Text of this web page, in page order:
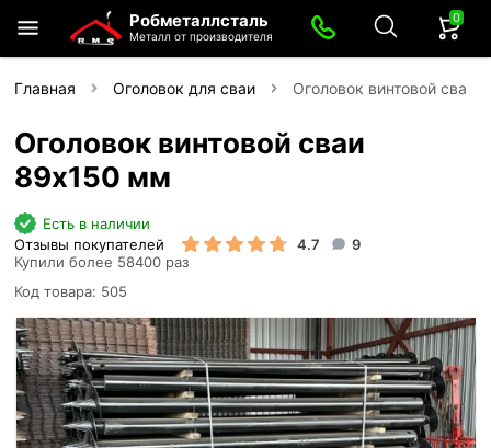
Робметаллсталь
Металл от производителя
0
Главная Оголовок для сваи Оголовок винтовой сваи
Оголовок винтовой сваи
89х150 мм
Есть в наличии
Отзывы покупателей
4.7
9
Купили более 58400 раз
Код товара: 505